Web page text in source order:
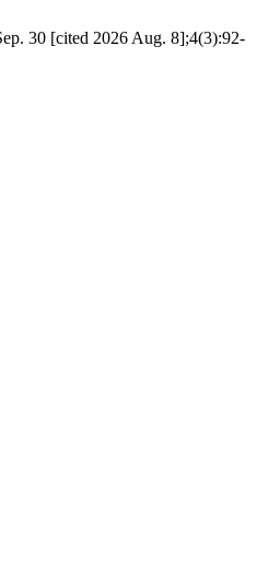
30 [cited 2026 Aug. 8];4(3):92-